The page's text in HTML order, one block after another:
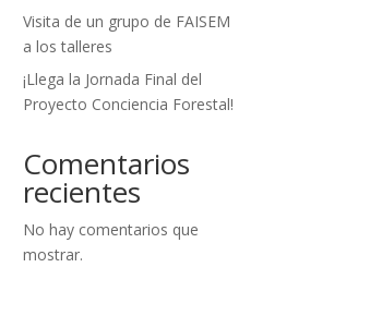
Visita de un grupo de FAISEM
a los talleres
¡Llega la Jornada Final del
Proyecto Conciencia Forestal!
Comentarios
recientes
No hay comentarios que
mostrar.